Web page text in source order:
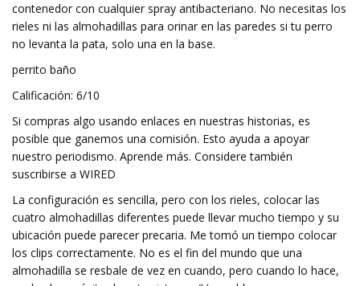
contenedor con cualquier spray antibacteriano. No necesitas los
rieles ni las almohadillas para orinar en las paredes si tu perro
no levanta la pata, solo una en la base.
perrito baño
Calificación: 6/10
Si compras algo usando enlaces en nuestras historias, es
posible que ganemos una comisión. Esto ayuda a apoyar
nuestro periodismo. Aprende más. Considere también
suscribirse a WIRED
La configuración es sencilla, pero con los rieles, colocar las
cuatro almohadillas diferentes puede llevar mucho tiempo y su
ubicación puede parecer precaria. Me tomó un tiempo colocar
los clips correctamente. No es el fin del mundo que una
almohadilla se resbale de vez en cuando, pero cuando lo hace,